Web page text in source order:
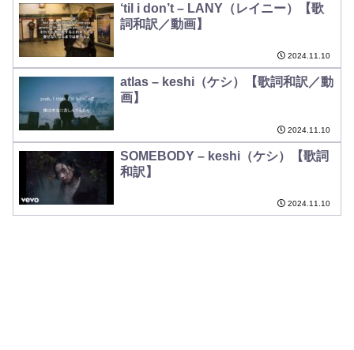
‘til i don’t – LANY（レイニー）【歌
詞和訳／動画】
2024.11.10
atlas – keshi（ケシ）【歌詞和訳／動
画】
2024.11.10
SOMEBODY – keshi（ケシ）【歌詞
和訳】
2024.11.10